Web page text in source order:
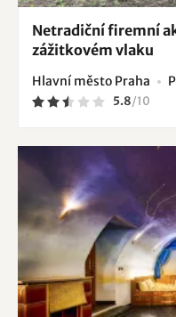
Netradiční firemní
zážitkovém vlaku
Hlavní město Praha
5.8/10